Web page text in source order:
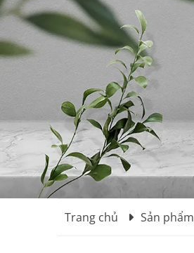
Trang chủ Sản phẩm